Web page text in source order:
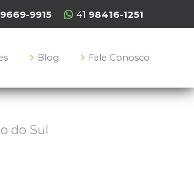
9915 41 98416-1251
Blog Fale Conosco
do Sul